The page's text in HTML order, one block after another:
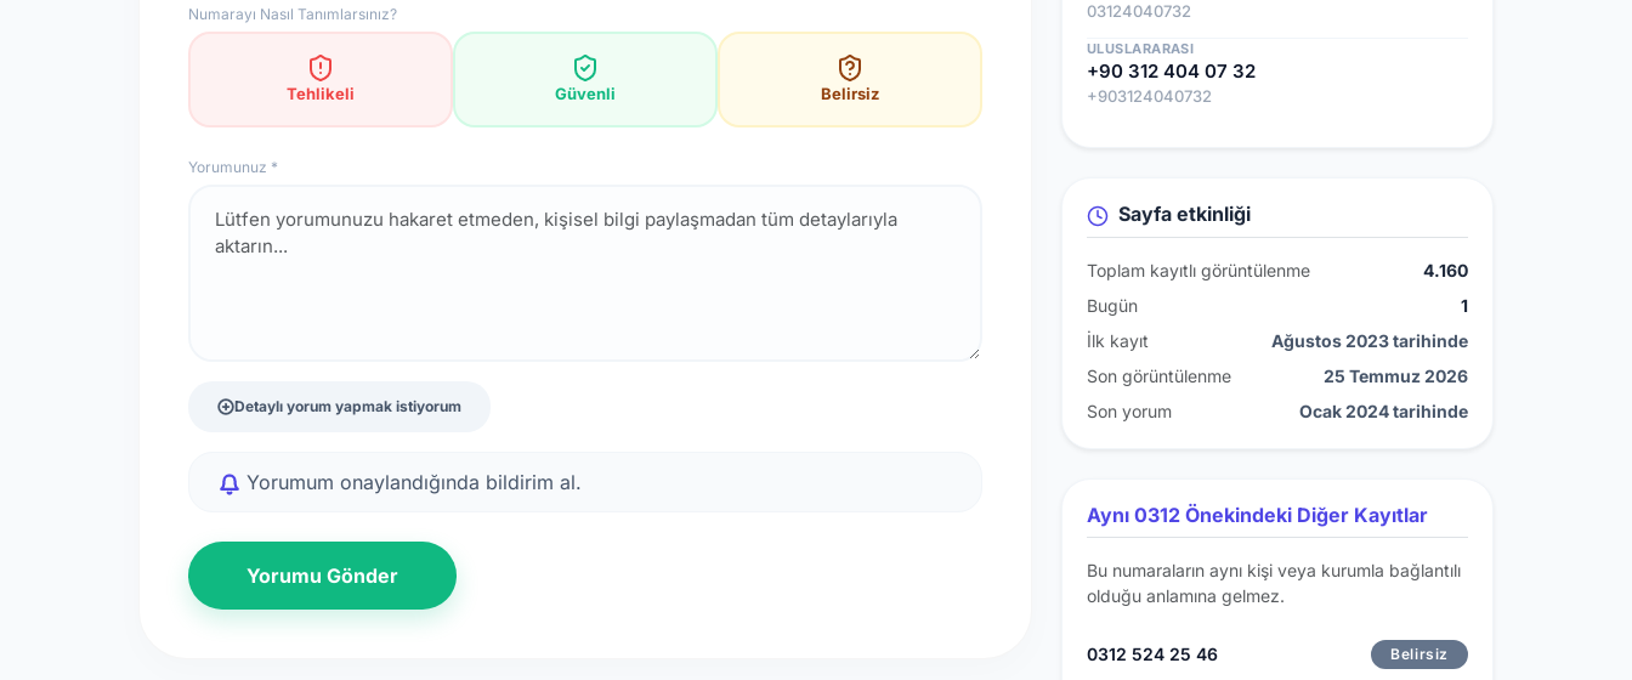
Numarayı Nasıl Tanımlarsınız?
Tehlikeli Güvenli Belirsiz
Yorumunuz *
Detaylı yorum yapmak istiyorum
Yorumum onaylandığında bildirim al.
Yorumu Gönder
03124040732
ULUSLARARASI
+90 312 404 07 32
+903124040732
Sayfa etkinliği
Toplam kayıtlı görüntülenme
4.160
Bugün
1
İlk kayıt
Ağustos 2023 tarihinde
Son görüntülenme
25 Temmuz 2026
Son yorum
Ocak 2024 tarihinde
Aynı 0312 Önekindeki Diğer Kayıtlar
Bu numaraların aynı kişi veya kurumla bağlantılı
olduğu anlamına gelmez.
0312 524 25 46 Belirsiz